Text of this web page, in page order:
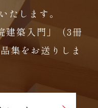
たします。
建築入門」（3冊
集をお送りしま